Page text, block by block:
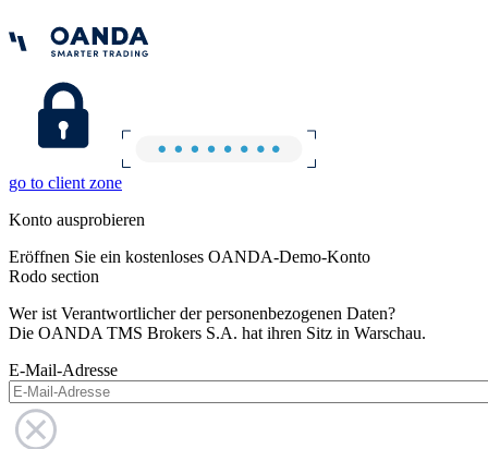
go to client zone
Konto ausprobieren
Eröffnen Sie ein kostenloses OANDA-Demo-Konto
Rodo section
Wer ist Verantwortlicher der personenbezogenen Daten?
Die OANDA TMS Brokers S.A. hat ihren Sitz in Warschau.
E-Mail-Adresse